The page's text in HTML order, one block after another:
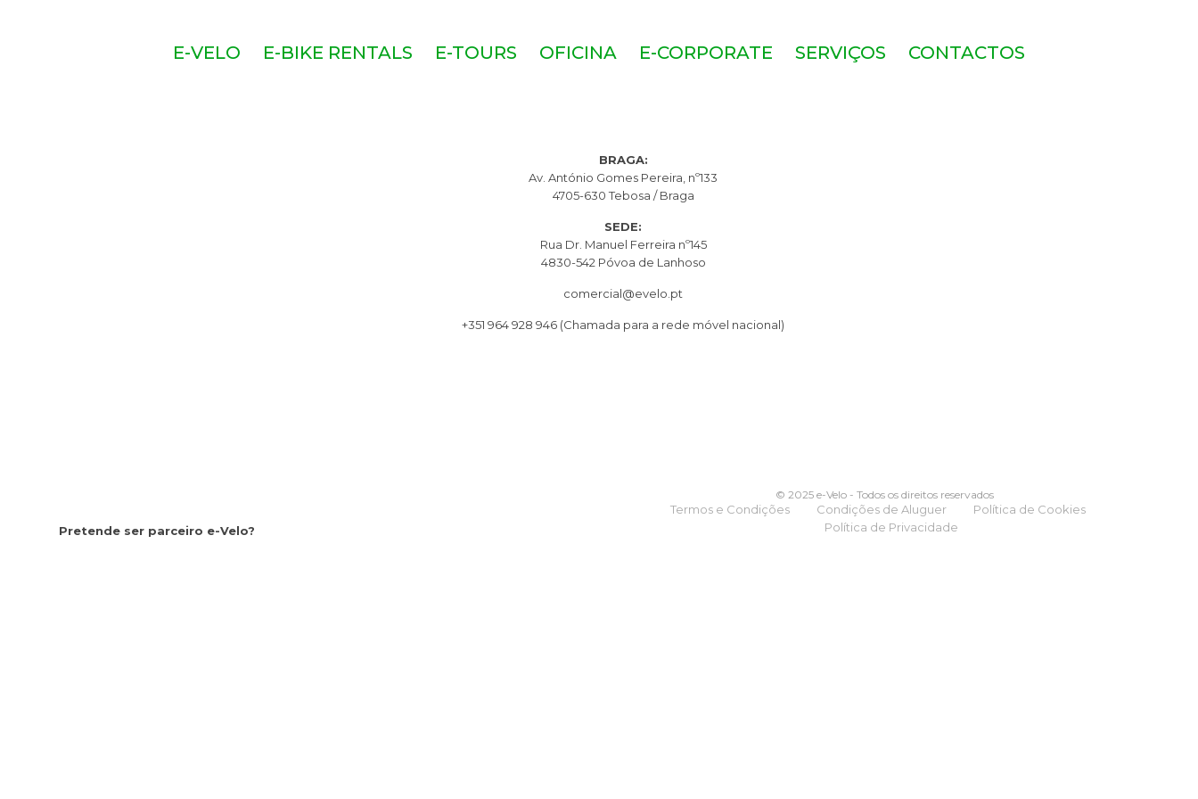
E-VELO E-BIKE RENTALS E-TOURS OFICINA E-CORPORATE SERVIÇOS CONTACTOS
BRAGA:
Av. António Gomes Pereira, nº133
4705-630 Tebosa / Braga
SEDE:
Rua Dr. Manuel Ferreira nº145
4830-542 Póvoa de Lanhoso
comercial@evelo.pt
+351 964 928 946 (Chamada para a rede móvel nacional)
Pretende ser parceiro e-Velo?
© 2025 e-Velo - Todos os direitos reservados
Termos e Condições Condições de Aluguer
Política de Cookies
Política de Privacidade